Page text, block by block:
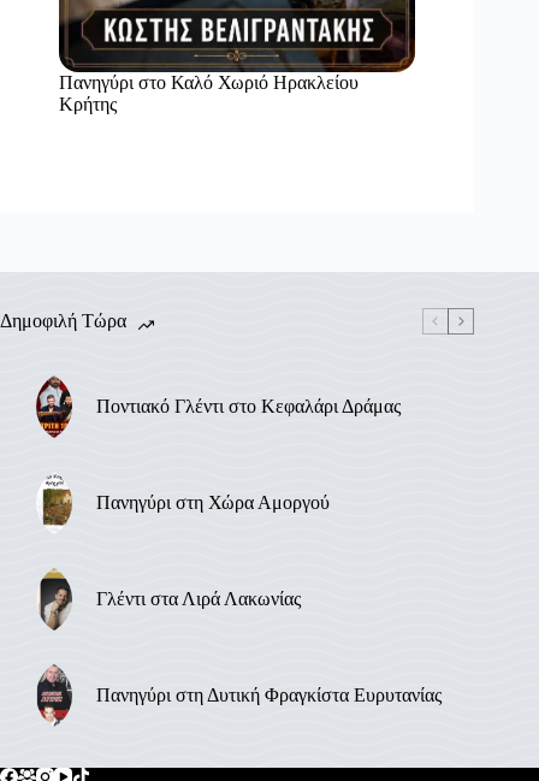
Πανηγύρι στο Καλό Χωριό Ηρακλείου
Κρήτης
Δημοφιλή Τώρα
Ποντιακό Γλέντι στο Κεφαλάρι Δράμας
Πανηγύρι στη Χώρα Αμοργού
Γλέντι στα Λιρά Λακωνίας
Πανηγύρι στη Δυτική Φραγκίστα Ευρυτανίας